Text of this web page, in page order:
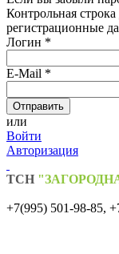
Контрольная
регистрационные
Логин *
E-Mail *
или
Войти
Авторизация
ТСН
+7(995) 501-98-85,